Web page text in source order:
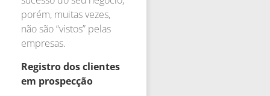
porém, muitas vezes,
não são “vistos” pelas
empresas.
Registro dos clientes
em prospecção